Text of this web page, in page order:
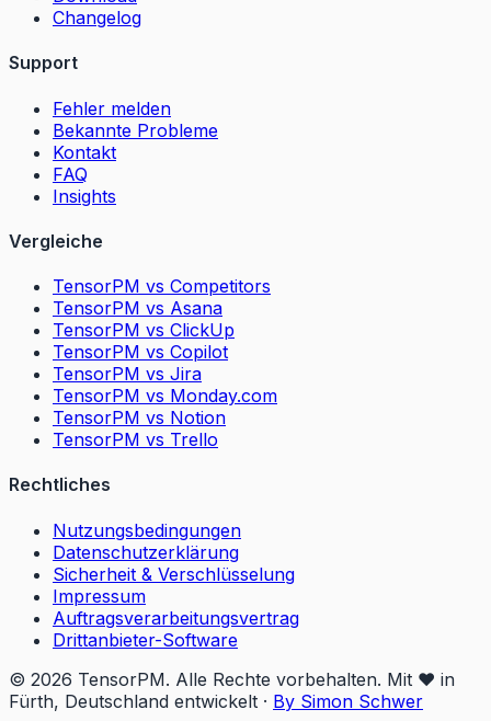
Changelog
Support
Fehler melden
Bekannte Probleme
Kontakt
FAQ
Insights
Vergleiche
TensorPM vs Competitors
TensorPM vs Asana
TensorPM vs ClickUp
TensorPM vs Copilot
TensorPM vs Jira
TensorPM vs Monday.com
TensorPM vs Notion
TensorPM vs Trello
Rechtliches
Nutzungsbedingungen
Datenschutzerklärung
Sicherheit & Verschlüsselung
Impressum
Auftragsverarbeitungsvertrag
Drittanbieter-Software
© 2026 TensorPM. Alle Rechte vorbehalten. Mit ❤️ in
Fürth, Deutschland entwickelt · By Simon Schwer